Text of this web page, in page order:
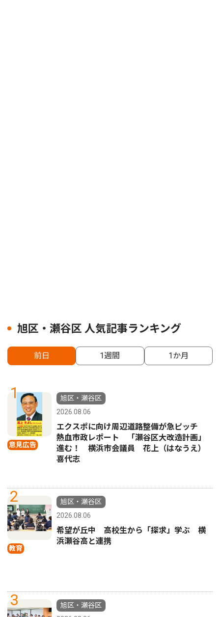
旭区・瀬谷区 人気記事ランキング
前日 1週間 1か月
1
意見広告
旭区・瀬谷区
2026.08.06
エクスポに向け周辺道路整備が急ピッチ
熱血市政レポート 「瀬谷区大改造計画」
進む！ 横浜市会議員 花上（はなうえ）
喜代志
2
教育
旭区・瀬谷区
2026.08.06
希望が丘中 高校生から「探求」学ぶ 横
浜瀬谷高と連携
3
旭区・瀬谷区